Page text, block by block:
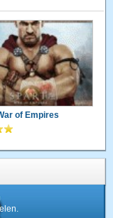
of Empires